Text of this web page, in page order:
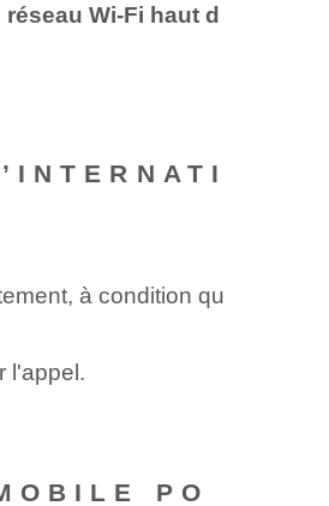
Wi-Fi haut d
à condition qu
l'appel.⁣
PO